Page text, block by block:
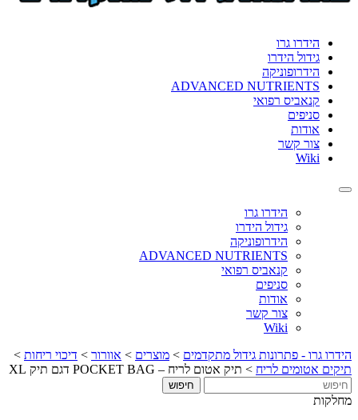
הידרו גרו
גידול הידרו
הידרופוניקה
ADVANCED NUTRIENTS
קנאביס רפואי
סניפים
אודות
צור קשר
Wiki
Toggle
הידרו גרו
גידול הידרו
הידרופוניקה
ADVANCED NUTRIENTS
קנאביס רפואי
סניפים
אודות
צור קשר
Wiki
הידרו גרו - פתרונות גידול מתקדמים > מוצרים > אוורור > דיכוי ריחות >
תיקים אטומים לריח > תיק אטום לריח – POCKET BAG דגם תיק XL
מחלקות
format_underlined הוסף קו תחתון לקישורים
את
כל